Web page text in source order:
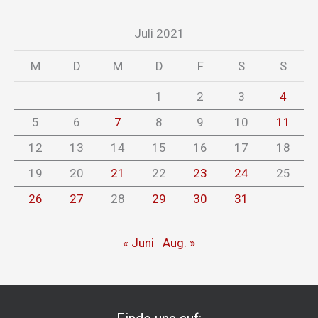
Juli 2021
M D M D F S S
1 2 3
4
5
6 7 8 9 10
11
12
13 14 15 16 17
18
19
20 21 22 23 24
25
26
27 28 29 30 31
« Juni Aug. »